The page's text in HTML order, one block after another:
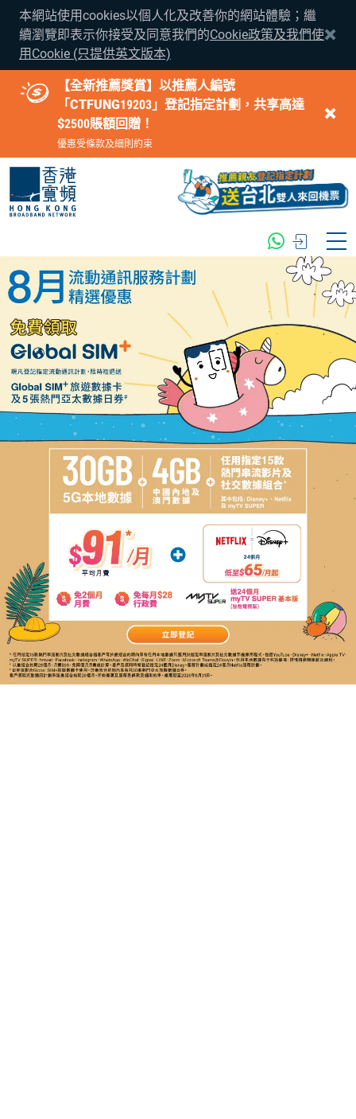
本網站使用cookies以個人化及改善你的網站體驗；繼
續瀏覽即表示你接受及同意我們的Cookie政策及我們使
用Cookie (只提供英文版本)
【全新推薦獎賞】以推薦人編號
「CTFUNG19203」登記指定計劃，共享高達
$2500賬額回贈！
優惠受條款及細則約束